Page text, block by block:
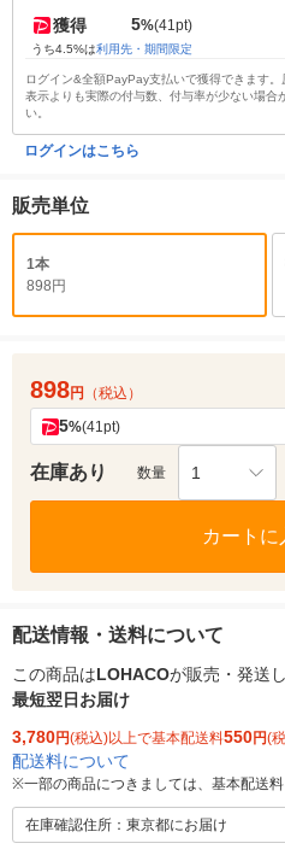
獲得 5%(41pt)
うち4.5%は利用先・期間限定
ログイン&全額PayPay支払いで獲得できます
表示よりも実際の付与数、付与率が少ない場合
い。
ログインはこちら
販売単位
1本
898円
898円 （税込）
5%(41pt)
在庫あり 数量 1
カートに
配送情報・送料について
この商品はLOHACOが販売・発送し
最短翌日お届け
3,780円(税込)以上で基本配送料550円(
配送料について
※一部の商品につきましては、基本配送
在庫確認住所：東京都にお届け